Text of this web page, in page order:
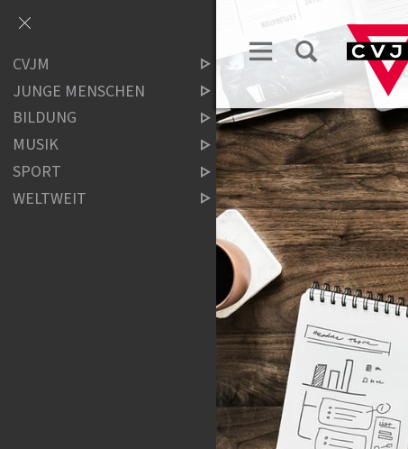
CVJM
JUNGE MENSCHEN
BILDUNG
MUSIK
SPORT
WELTWEIT